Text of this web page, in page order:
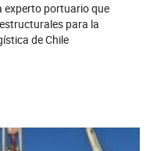
experto portuario que
para la
de Chile